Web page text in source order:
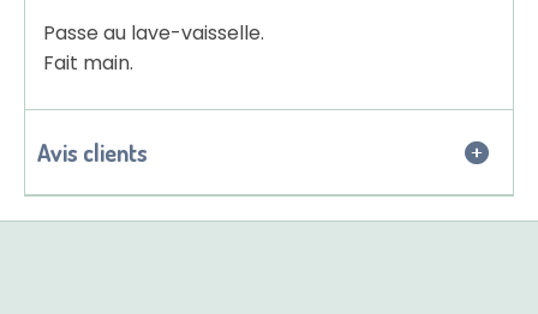
Passe au lave-vaisselle.
Fait main.
Avis clients